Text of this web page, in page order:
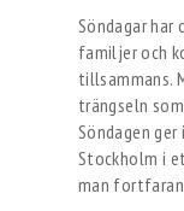
Söndagar har
familjer och
tillsammans.
trängseln
Söndagen
Stockholm i
man